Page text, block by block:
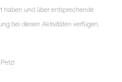
haben und über entsprechende
bei diesen Aktivitäten verfügen.